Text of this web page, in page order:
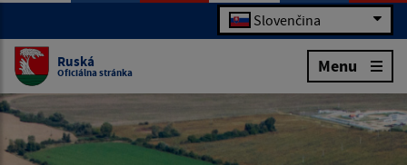
Slovenčina
Ruská
Oficiálna stránka Menu